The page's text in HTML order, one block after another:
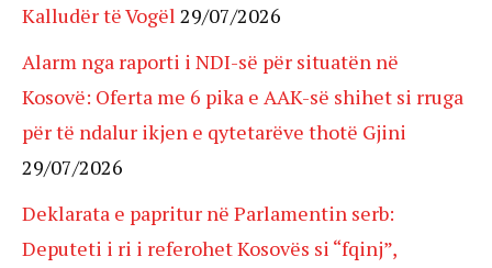
Kalludër të Vogël 29/07/2026
Alarm nga raporti i NDI-së për situatën në
Kosovë: Oferta me 6 pika e AAK-së shihet si rruga
për të ndalur ikjen e qytetarëve thotë Gjini
29/07/2026
Deklarata e papritur në Parlamentin serb:
Deputeti i ri i referohet Kosovës si “fqinj”,